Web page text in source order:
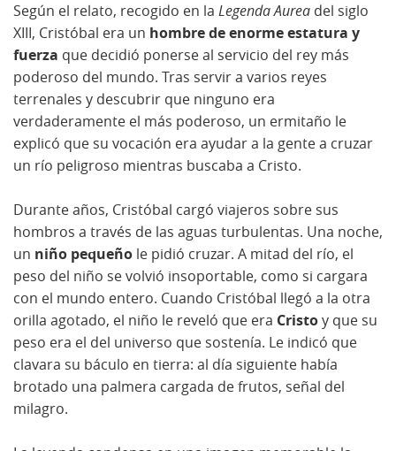
Según el relato, recogido en la Legenda Aurea del siglo
XIII, Cristóbal era un hombre de enorme estatura y
fuerza que decidió ponerse al servicio del rey más
poderoso del mundo. Tras servir a varios reyes
terrenales y descubrir que ninguno era
verdaderamente el más poderoso, un ermitaño le
explicó que su vocación era ayudar a la gente a cruzar
un río peligroso mientras buscaba a Cristo.
Durante años, Cristóbal cargó viajeros sobre sus
hombros a través de las aguas turbulentas. Una noche,
un niño pequeño le pidió cruzar. A mitad del río, el
peso del niño se volvió insoportable, como si cargara
con el mundo entero. Cuando Cristóbal llegó a la otra
orilla agotado, el niño le reveló que era Cristoy que su
peso era el del universo que sostenía. Le indicó que
clavara su báculo en tierra: al día siguiente había
brotado una palmera cargada de frutos, señal del
milagro.